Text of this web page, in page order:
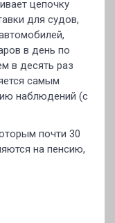
цепочку
для судов,
в день по
в десять раз
самым
наблюдений (с
почти 30
на пенсию,